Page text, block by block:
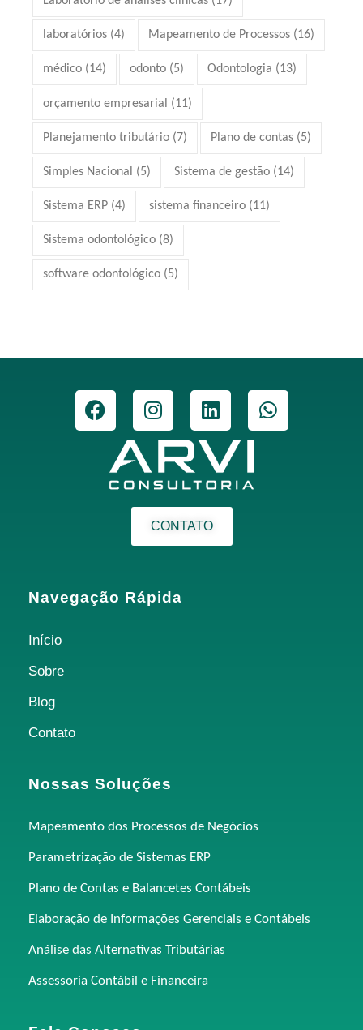
laboratórios (4) Mapeamento de Processos (16)
médico (14) odonto (5) Odontologia (13)
orçamento empresarial (11)
Planejamento tributário (7) Plano de contas (5)
Simples Nacional (5) Sistema de gestão (14)
Sistema ERP (4) sistema financeiro (11)
Sistema odontológico (8)
software odontológico (5)
CONTATO
Navegação Rápida
Início
Sobre
Blog
Contato
Nossas Soluções
Mapeamento dos Processos de Negócios
Parametrização de Sistemas ERP
Plano de Contas e Balancetes Contábeis
Elaboração de Informações Gerenciais e Contábeis
Análise das Alternativas Tributárias
Assessoria Contábil e Financeira